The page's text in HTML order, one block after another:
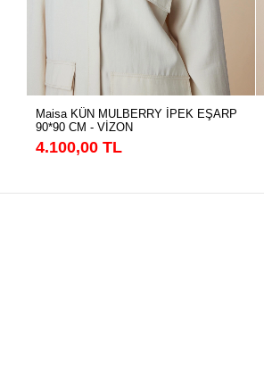
Maisa KÜN MULBERRY İPEK EŞARP
90*90 CM - VİZON
4.100,00 TL